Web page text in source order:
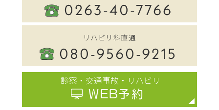
0263-40-7766
リハビリ科直通
080-9560-9215
診察・交通事故・リハビリ
WEB予約